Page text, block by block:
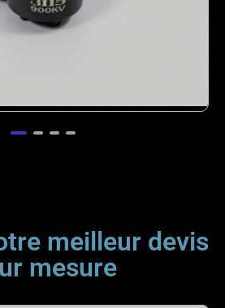
meilleur devis
mesure